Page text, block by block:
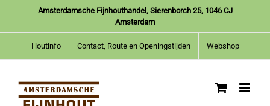
inhoud
Amsterdamsche Fijnhouthandel, Sierenborch 25, 1046 CJ
Amsterdam
Houtinfo Contact, Route en Openingstijden Webshop